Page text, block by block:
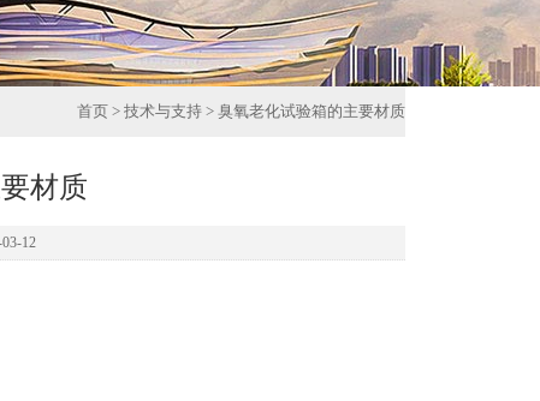
首页 > 技术与支持 > 臭氧老化试验箱的主要材质
材质
12